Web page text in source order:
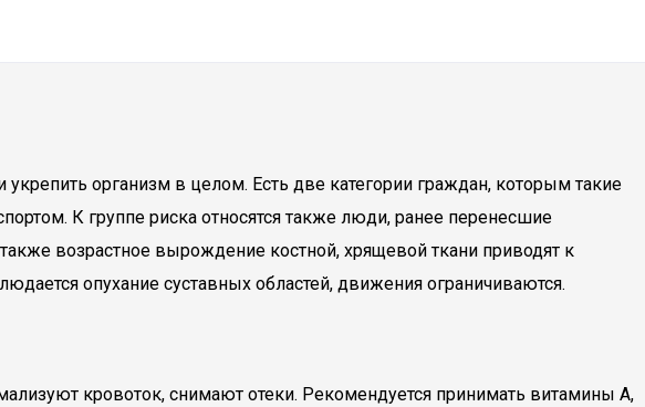
организм в целом. Есть две категории граждан, которым такие
К группе риска относятся также люди, ранее перенесшие
возрастное вырождение костной, хрящевой ткани приводят к
опухание суставных областей, движения ограничиваются.
кровоток, снимают отеки. Рекомендуется принимать витамины А,